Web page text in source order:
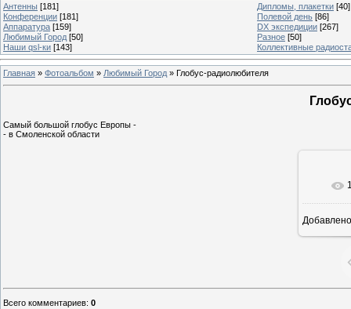
Антенны [181] Дипломы, плакетки [40]
Конференции [181] Полевой день [86]
Аппаратура [159] DX экспедиции [267]
Любимый Город [50] Разное [50]
Наши qsl-ки [143] Коллективные
Главная » Фотоальбом » Любимый Город » Глобус-радиолюбителя
Самый большой глобус Европы -
- в Смоленской области
Добавлено
Всего комментариев: 0